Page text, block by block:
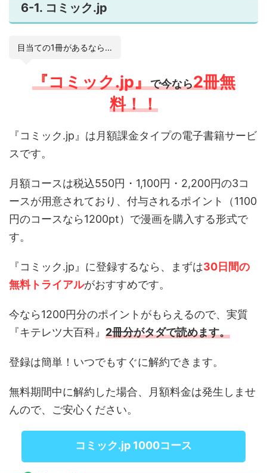
6-1. コミック.jp
目当ての1冊があるなら…
『コミック.jp』で今なら2冊無
料！！
『コミック.jp』は月額課金タイプの電子書籍サービ
スです。
月額コースは税込550円・1,100円・2,200円の3コ
ースが用意されており、付与されるポイント（1100
円のコースなら1200pt）で漫画を購入する形式で
す。
『コミック.jp』に登録するなら、まずは30日間の
無料トライアルがおすすめです。
今なら1200円分のポイントがもらえるので、実質
『キテレツ大百科』 2冊分がタダで読めます。
登録は簡単！いつでもすぐに解約できます。
無料期間中に解約した場合、月額料金は発生しませ
んので、ご安心ください。
コミック.jp 1000コース